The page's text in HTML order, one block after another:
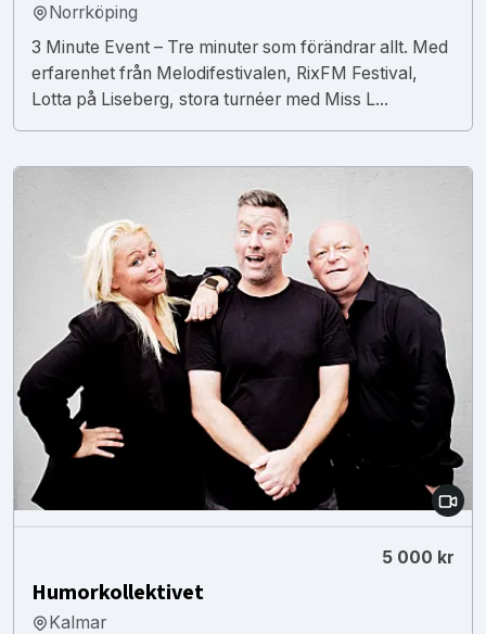
Norrköping
3 Minute Event – Tre minuter som förändrar allt. Med
erfarenhet från Melodifestivalen, RixFM Festival,
Lotta på Liseberg, stora turnéer med Miss L...
5 000 kr
Humorkollektivet
Kalmar